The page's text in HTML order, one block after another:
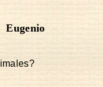
Eugenio